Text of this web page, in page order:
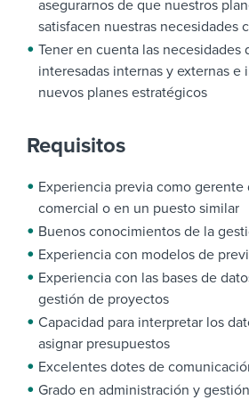
asegurarnos de que nuestros
satisfacen nuestras necesidades
Tener en cuenta las necesidades
interesadas internas y externas e
nuevos planes estratégicos
Requisitos
Experiencia previa como gerente
comercial o en un puesto similar
Buenos conocimientos de la
Experiencia con modelos de
Experiencia con las bases de
gestión de proyectos
Capacidad para interpretar los
asignar presupuestos
Excelentes dotes de
Grado en administración y